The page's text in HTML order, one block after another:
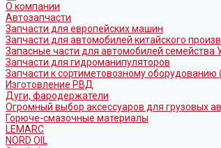
О компании
Автозапчасти
Запчасти для европейских машин
Запчасти для автомобилей китайского
Запасные части для автомобилей семейства
Запчасти для гидроманипуляторов
Запчасти к сортиметовозному
Изготовление РВД
Дуги, фародержатели
Огромный выбор аксессуаров для грузовых
Горюче-смазочные материалы
LEMARC
NORD OIL